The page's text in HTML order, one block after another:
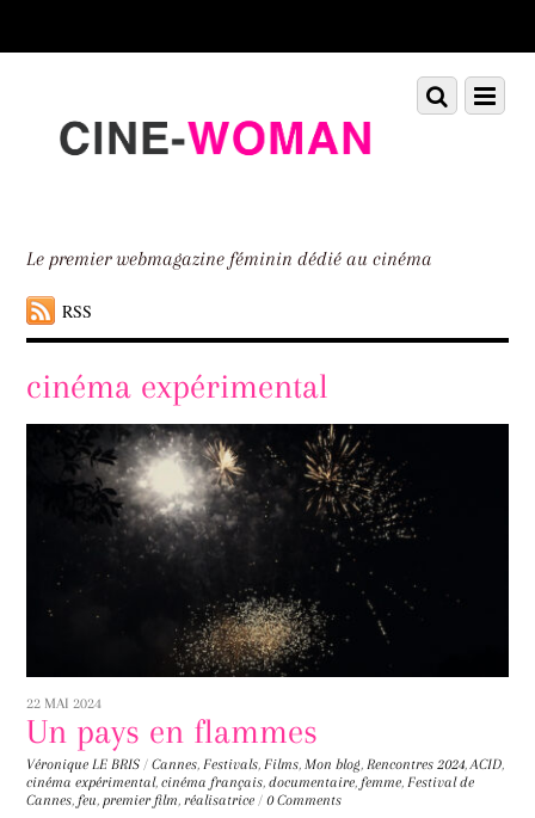
down
Le premier webmagazine féminin dédié au cinéma
RSS
Menu
Scroll
down
cinéma expérimental
22 MAI 2024
Un pays en flammes
Véronique LE BRIS / Cannes, Festivals, Films, Mon blog, Rencontres 2024,ACID,
cinéma expérimental,cinéma français,documentaire, femme, Festival de
Cannes, feu, premier film, réalisatrice / 0 Comments